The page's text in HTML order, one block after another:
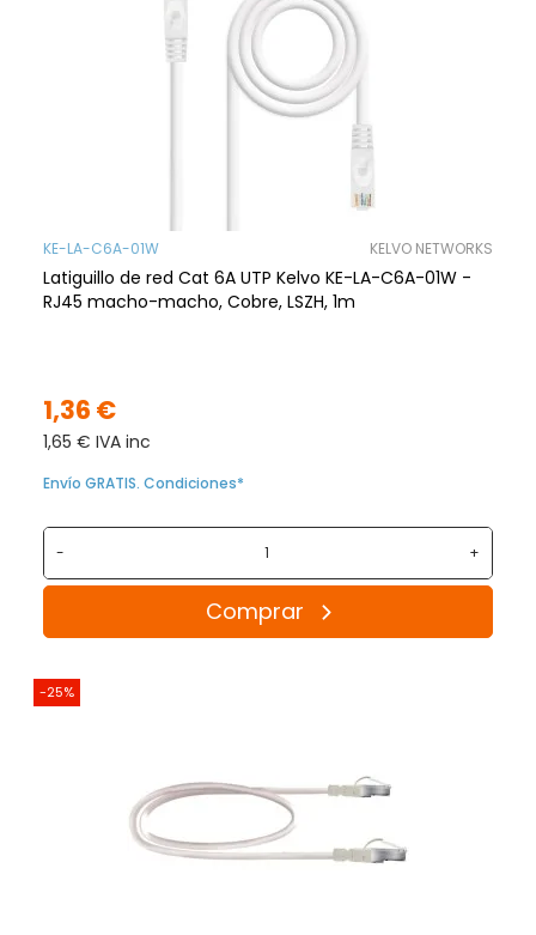
KE-LA-C6A-01W KELVO NETWORKS
Latiguillo de red Cat 6A UTP Kelvo KE-LA-C6A-01W -
RJ45 macho-macho, Cobre, LSZH, 1m
1,36 €
1,65 € IVA inc
Envío GRATIS. Condiciones*
- +
Comprar
-25%